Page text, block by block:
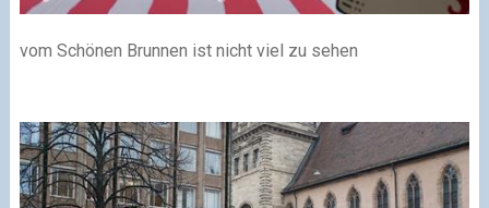
vom Schönen Brunnen ist nicht viel zu sehen